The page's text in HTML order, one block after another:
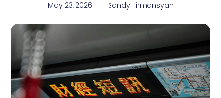
May 23, 2026 Sandy Firmansyah